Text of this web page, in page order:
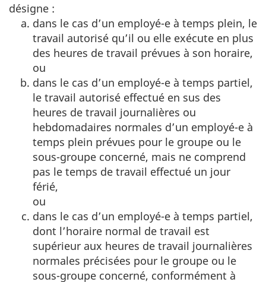
désigne :
dans le cas d’un employé-e à temps plein, le
travail autorisé qu’il ou elle exécute en plus
des heures de travail prévues à son horaire,
ou
dans le cas d’un employé-e à temps partiel,
le travail autorisé effectué en sus des
heures de travail journalières ou
hebdomadaires normales d’un employé-e à
temps plein prévues pour le groupe ou le
sous-groupe concerné, mais ne comprend
pas le temps de travail effectué un jour
férié,
ou
dans le cas d’un employé-e à temps partiel,
dont l’horaire normal de travail est
supérieur aux heures de travail journalières
normales précisées pour le groupe ou le
sous-groupe concerné, conformément à